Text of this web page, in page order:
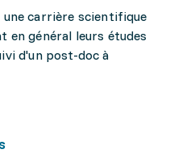
carrière scientifique
en général leurs études
d'un post-doc à